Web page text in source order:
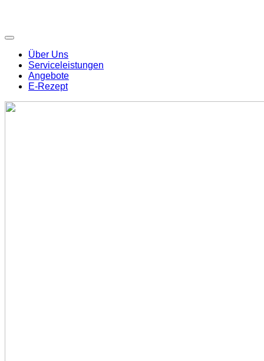
Über Uns
Serviceleistungen
Angebote
E-Rezept